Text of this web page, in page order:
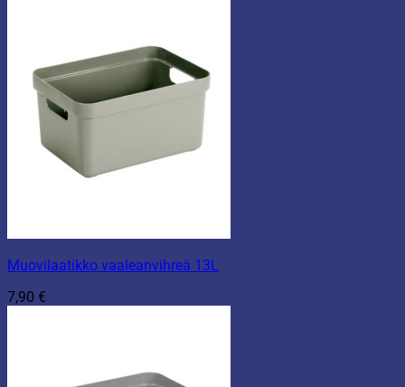
Muovilaatikko vaaleanvihreä 13L
7,90 €